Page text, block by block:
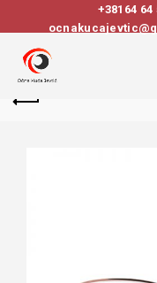
+38164 64